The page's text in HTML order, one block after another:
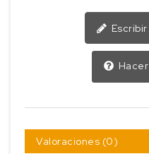
Valoraciones (0)